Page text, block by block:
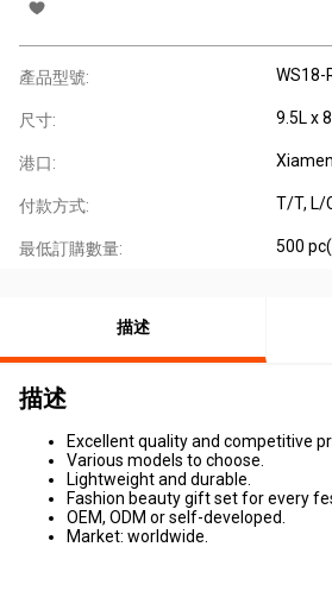
產品型號: WS18-
尺寸: 9.5L x
港口:
付款方式: T/T, L/
最低訂購數量: 500
描述
描述
Excellent quality and competitive
Various models to choose.
Lightweight and durable.
Fashion beauty gift set for every
OEM, ODM or self-developed.
Market: worldwide.